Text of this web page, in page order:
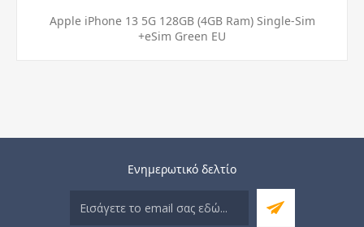
Apple iPhone 13 5G 128GB (4GB Ram) Single-Sim
+eSim Green EU
Ενημερωτικό δελτίο